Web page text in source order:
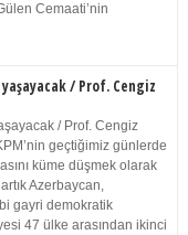
Cemaati’nin
/ Prof. Cengiz
/ Prof. Cengiz
geçtiğimiz günlerde
küme düşmek olarak
Azerbaycan,
gayri demokratik
47 ülke arasından ikinci